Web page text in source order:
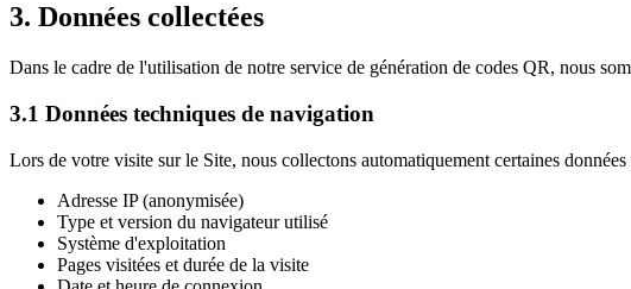
3. Données collectées
Dans le cadre de l'utilisation de notre service de génération de codes QR, nous
3.1 Données techniques de navigation
Lors de votre visite sur le Site, nous collectons automatiquement certaines
Adresse IP (anonymisée)
Type et version du navigateur utilisé
Système d'exploitation
Pages visitées et durée de la visite